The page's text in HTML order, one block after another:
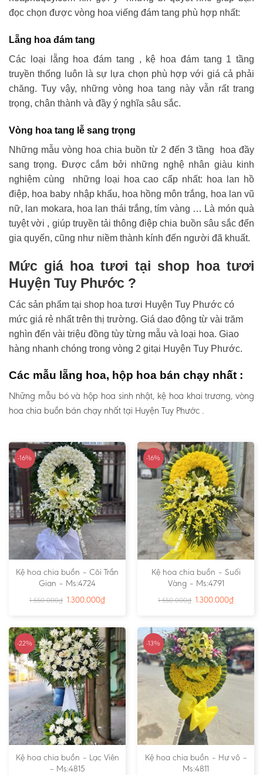
đọc chọn được vòng hoa viếng đám tang phù hợp nhất:
Lẵng hoa đám tang
Các loại lẵng hoa đám tang , kệ hoa đám tang 1 tầng
truyền thống luôn là sự lựa chọn phù hợp với giá cả phải
chăng. Tuy vậy, những vòng hoa tang này vẫn rất trang
trọng, chân thành và đầy ý nghĩa sâu sắc.
Vòng hoa tang lễ sang trọng
Những mẫu vòng hoa chia buồn từ 2 đến 3 tầng hoa đầy
sang trọng. Được cắm bởi những nghệ nhân giàu kinh
nghiệm cùng những loại hoa cao cấp nhất: hoa lan hồ
điệp, hoa baby nhập khẩu, hoa hồng môn trắng, hoa lan vũ
nữ, lan mokara, hoa lan thái trắng, tím vàng … Là món quà
tuyệt vời , giúp truyền tải thông điệp chia buồn sâu sắc đến
gia quyến, cũng như niềm thành kính đến người đã khuất.
Mức giá hoa tươi tại shop hoa tươi
Huyện Tuy Phước ?
Các sản phẩm tại shop hoa tươi Huyện Tuy Phước có
mức giá rẻ nhất trên thị trường. Giá dao động từ vài trăm
nghìn đến vài triệu đồng tùy từng mẫu và loại hoa. Giao
hàng nhanh chóng trong vòng 2 gitại Huyện Tuy Phước.
Các mẫu lẵng hoa, hộp hoa bán chạy nhất :
Những mẫu bó và hộp hoa sinh nhật, kệ hoa khai trương, vòng
hoa chia buồn bán chạy nhất tại Huyện Tuy Phước .
-16%
Kệ hoa chia buồn – Cõi Trần
Gian – Ms:4724
1.550.000₫ 1.300.000₫
-16%
Kệ hoa chia buồn – Suối
Vàng – Ms:4791
1.550.000₫ 1.300.000₫
-22%
Kệ hoa chia buồn – Lạc Viên
– Ms:4815
-13%
Kệ hoa chia buồn – Hư vô –
Ms:4811